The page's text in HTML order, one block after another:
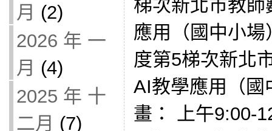
月 (2)
2026 年 一
月 (4)
2025 年 十
二月 (7)
梯次新北市教
應用（國中小
度第5梯次新北
AI教學應用（國
畫： 上午9:00-